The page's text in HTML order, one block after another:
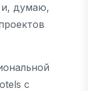
и, думаю,
с